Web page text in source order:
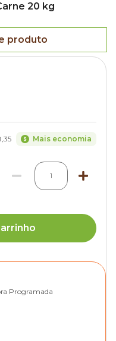
20 kg
produto
Mais economia
1
Programada